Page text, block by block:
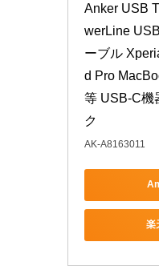
Anker USB
werLine
ーブル
d Pro
等 USB-C機
ク
AK-A8163011
楽